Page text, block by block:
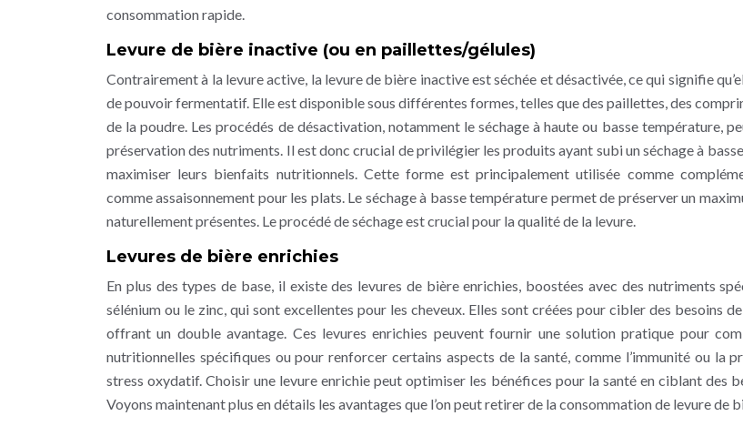
consommation rapide.
Levure de bière inactive (ou en paillettes/gélules)
Contrairement à la levure active, la levure de bière inactive est séchée et désactivée, ce qui signifie
de pouvoir fermentatif. Elle est disponible sous différentes formes, telles que des paillettes, des
de la poudre. Les procédés de désactivation, notamment le séchage à haute ou basse température,
préservation des nutriments. Il est donc crucial de privilégier les produits ayant subi un séchage à
maximiser leurs bienfaits nutritionnels. Cette forme est principalement utilisée comme
comme assaisonnement pour les plats. Le séchage à basse température permet de préserver un
naturellement présentes. Le procédé de séchage est crucial pour la qualité de la levure.
Levures de bière enrichies
En plus des types de base, il existe des levures de bière enrichies, boostées avec des nutriments
sélénium ou le zinc, qui sont excellentes pour les cheveux. Elles sont créées pour cibler des besoins
offrant un double avantage. Ces levures enrichies peuvent fournir une solution pratique pour
nutritionnelles spécifiques ou pour renforcer certains aspects de la santé, comme l’immunité ou la
stress oxydatif. Choisir une levure enrichie peut optimiser les bénéfices pour la santé en ciblant des
Voyons maintenant plus en détails les avantages que l’on peut retirer de la consommation de levure de